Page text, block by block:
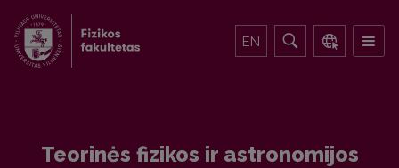
EN
Teorinės fizikos ir astronomijos